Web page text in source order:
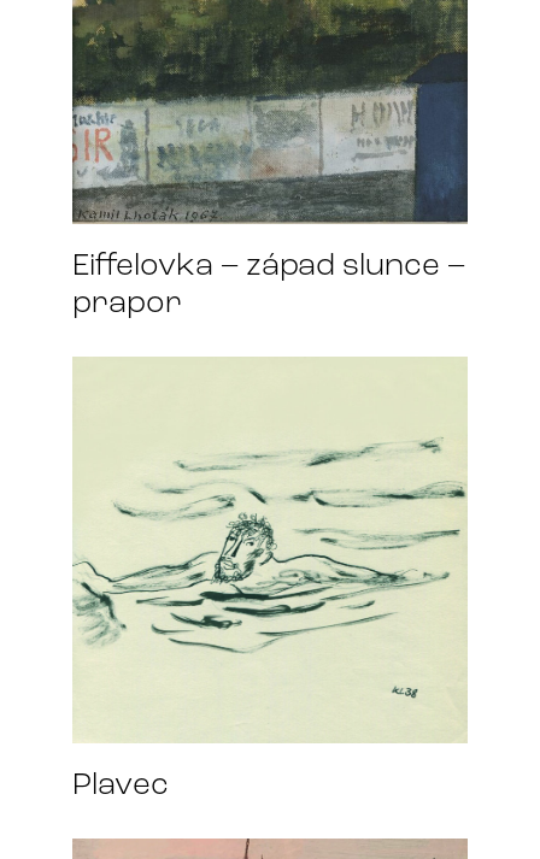
Eiffelovka – západ slunce –
prapor
Plavec